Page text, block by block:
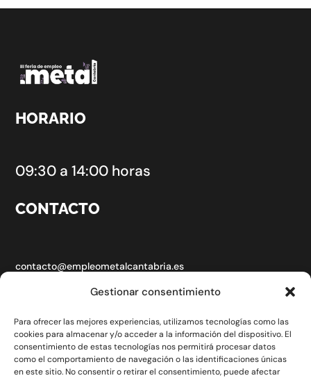
Gestionar consentimiento
Para ofrecer las mejores experiencias, utilizamos tecnologías como las
cookies para almacenar y/o acceder a la información del dispositivo. El
consentimiento de estas tecnologías nos permitirá procesar datos
como el comportamiento de navegación o las identificaciones únicas
en este sitio. No consentir o retirar el consentimiento, puede afectar
HORARIO
09:30 a 14:00 horas
CONTACTO
contacto@empleometalcantabria.es
SOBRE LA FERIA DE EMPLEO